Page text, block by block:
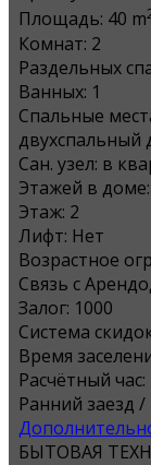
Площадь: 40 m
Комнат: 2
Раздельных
Ванных: 1
Спальные
двухспальный
Сан. узел: в
Этажей в доме:
Этаж: 2
Лифт: Нет
Возрастное
Связь с
Залог: 1000
Система
Время
Расчётный час:
Ранний заезд
БЫТОВАЯ